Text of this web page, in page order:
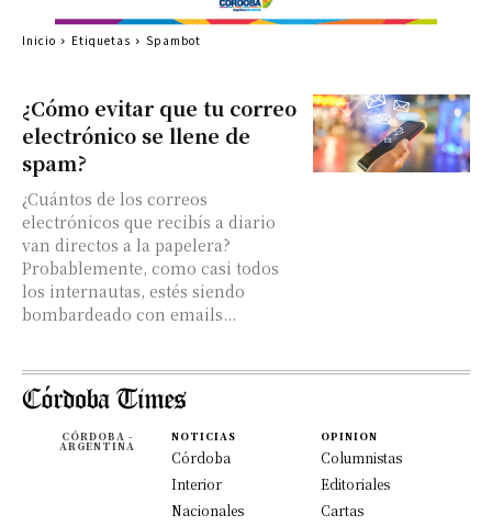
¿Cómo evitar que tu correo
electrónico se llene de
spam?
¿Cuántos de los correos
electrónicos que recibís a diario
van directos a la papelera?
Probablemente, como casi todos
los internautas, estés siendo
bombardeado con emails...
Inicio Etiquetas Spambot
CÓRDOBA -
ARGENTINA
NOTICIAS
Córdoba
Interior
Nacionales
OPINION
Columnistas
Editoriales
Cartas